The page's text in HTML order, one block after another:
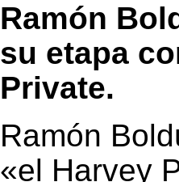
Ramón
su etapa
Private.
Ramón
«el Harvey